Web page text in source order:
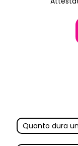
Quanto dura